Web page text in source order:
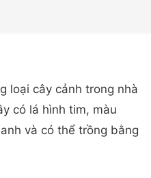
loại cây cảnh trong nhà
có lá hình tim, màu
và có thể trồng bằng